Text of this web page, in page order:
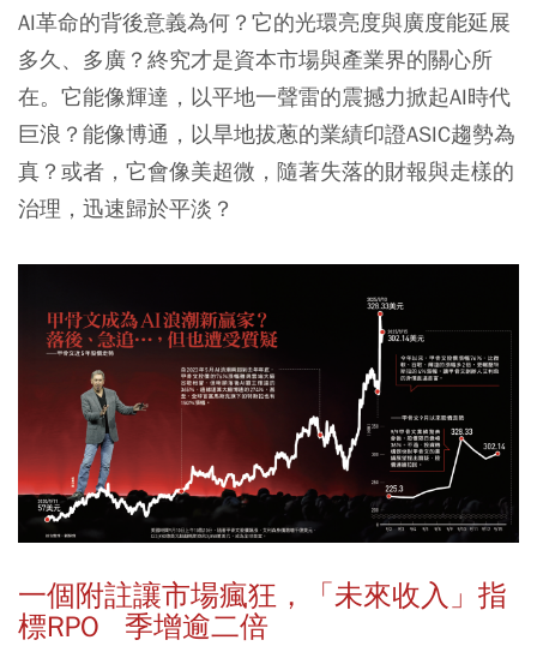
AI革命的背後意義為何？它的光環亮度與廣度能延展
多久、多廣？終究才是資本市場與產業界的關心所
在。它能像輝達，以平地一聲雷的震撼力掀起AI時代
巨浪？能像博通，以旱地拔蔥的業績印證ASIC趨勢為
真？或者，它會像美超微，隨著失落的財報與走樣的
治理，迅速歸於平淡？
一個附註讓市場瘋狂，「未來收入」指
標RPO 季增逾二倍